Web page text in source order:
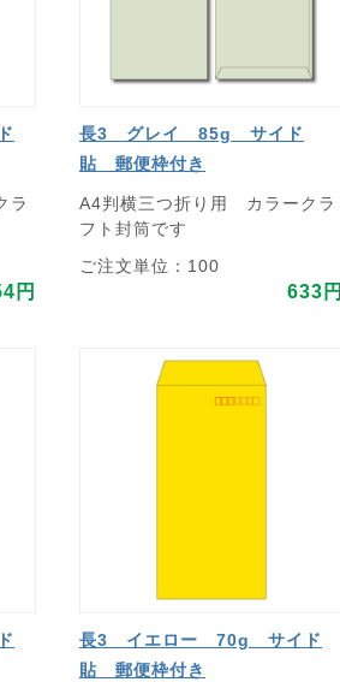
ラ
円
長3 グレイ 85g サイド
貼 郵便枠付き
A4判横三つ折り用 カラークラ
フト封筒です
ご注文単位：100
633円
長3 イエロー 70g サイド
貼 郵便枠付き